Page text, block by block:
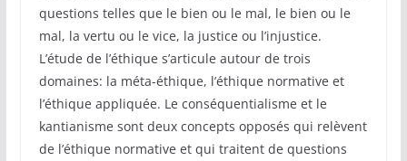
questions telles que le bien ou le mal, le bien ou le
mal, la vertu ou le vice, la justice ou l’injustice.
L’étude de l’éthique s’articule autour de trois
domaines: la méta-éthique, l’éthique normative et
l’éthique appliquée. Le conséquentialisme et le
kantianisme sont deux concepts opposés qui relèvent
de l’éthique normative et qui traitent de questions